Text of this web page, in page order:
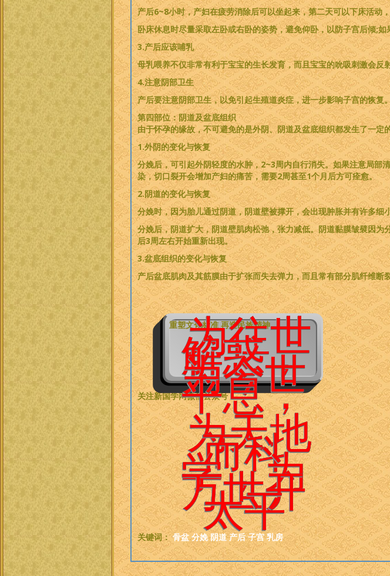
产后6~8小时，产妇在疲劳消除后可以坐起来，第二天可以下床活动
卧床休息时尽量采取左卧或右卧的姿势，避免仰卧，以防子宫后倾;
3.产后应该哺乳
母乳喂养不仅非常有利于宝宝的生长发育，而且宝宝的吮吸刺激会反
4.注意阴部卫生
产后要注意阴部卫生，以免引起生殖道炎症，进一步影响子宫的恢复
第四部位：阴道及盆底组织
由于怀孕的缘故，不可避免的是外阴、阴道及盆底组织都发生了一定
1.外阴的变化与恢复
分娩后，可引起外阴轻度的水肿，2~3周内自行消失。如果注意局部
染，切口裂开会增加产妇的痛苦，需要2周甚至1个月后方可痊愈。
2.阴道的变化与恢复
分娩时，因为胎儿通过阴道，阴道壁被撑开，会出现肿胀并有许多
分娩后，阴道扩大，阴道壁肌肉松弛，张力减低。阴道黏膜皱襞因
后3周左右开始重新出现。
3.盆底组织的变化与恢复
产后盆底肌肉及其筋膜由于扩张而失去弹力，而且常有部分肌纤维
重塑文化标准 再造民族精神
为往世
解惑，
为今世
平息，
为天地
而科
学，为
万世开
太平
关注新国学网微信公众号：
关键词： 骨盆 分娩 阴道 产后 子宫 乳房